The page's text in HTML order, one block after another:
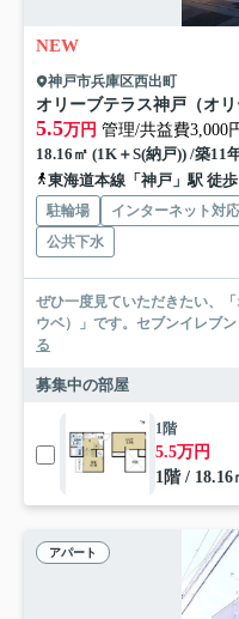
NEW
神戸市兵庫区西出町
オリーブテラス神戸（オリ
5.5万円 管理/共益費3,000
18.16㎡ (1K＋S(納戸)) /築11
東海道本線「神戸」駅 徒
駐輪場 インターネット対応
公共下水
ぜひ一度見ていただきたい、
ウベ）」です。セブンイレブ
る
募集中の部屋
1階
5.5万円
1階 /
アパート